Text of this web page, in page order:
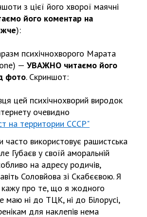
з цієї його хворої маячні
його коментар на
):
психічнохворого Марата
— УВАЖНО читаємо його
фото. Скриншот:
цей психічнохворий виродок
очевидно
на территории СССР"
часто використовує рашистська
Губаєв у своїй аморальній
на адресу родичів,
Соловйова зі Скабєєвою. Я
кажу про те, що я жодного
маю ні до ТЦК, ні до Білорусі,
для наклепів нема